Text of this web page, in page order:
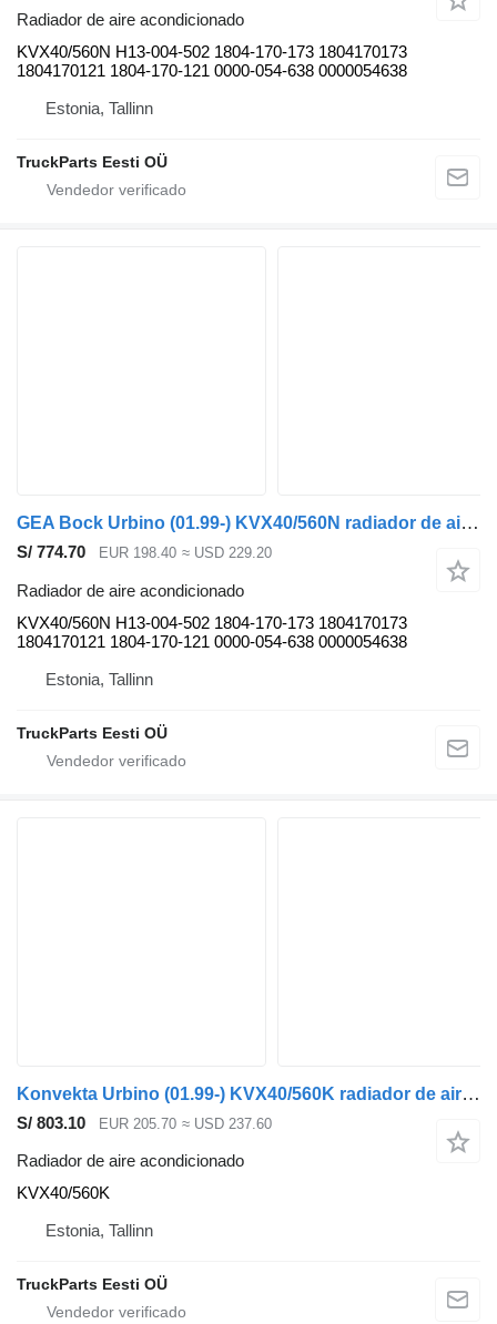
Radiador de aire acondicionado
KVX40/560N H13-004-502 1804-170-173 1804170173
1804170121 1804-170-121 0000-054-638 0000054638
Estonia, Tallinn
TruckParts Eesti OÜ
GEA Bock Urbino (01.99-) KVX40/560N radiador de aire acondicionado para Solaris Urbino, Alpino, Vacanza (1999-) autobús
S/ 774.70 EUR 198.40 ≈ USD 229.20
Radiador de aire acondicionado
KVX40/560N H13-004-502 1804-170-173 1804170173
1804170121 1804-170-121 0000-054-638 0000054638
Estonia, Tallinn
TruckParts Eesti OÜ
Konvekta Urbino (01.99-) KVX40/560K radiador de aire acondicionado para Solaris Urbino, Alpino, Vacanza (1999-) autobús
S/ 803.10 EUR 205.70 ≈ USD 237.60
Radiador de aire acondicionado
KVX40/560K
Estonia, Tallinn
TruckParts Eesti OÜ